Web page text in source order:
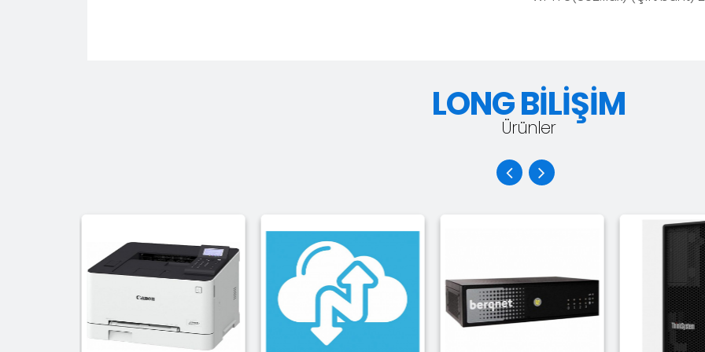
LONG BİLİŞİM
Ürünler